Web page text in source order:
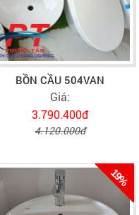
BỒN CẦU 504VAN
Giá:
3.790.400đ
4.120.000đ
19%